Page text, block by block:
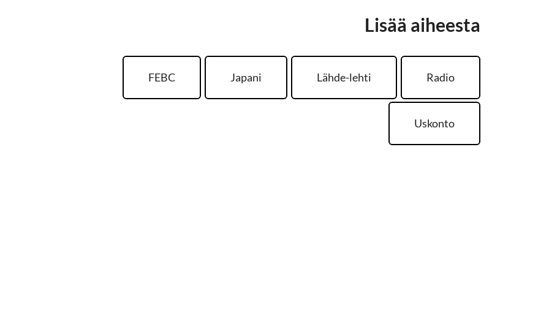
Lisää aiheesta
FEBC Japani Lähde-lehti Radio
Uskonto